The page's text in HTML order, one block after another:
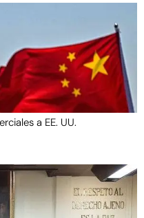
a EE. UU.